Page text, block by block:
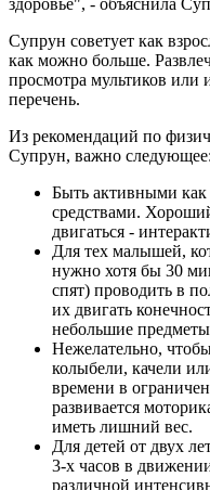
Супрун советует как
как можно больше.
просмотра мультиков или
перечень.
Из рекомендаций по
Супрун, важно следующее:
Быть активными
средствами.
двигаться -
Для тех малышей,
нужно хотя бы 30
спят) проводить в
их двигать
небольшие
Нежелательно,
колыбели, качели
времени в
развивается
иметь лишний вес.
Для детей от двух
3-х часов в
различной